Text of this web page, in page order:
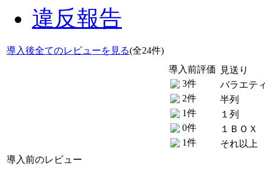
違反報告
導入後全てのレビューを見る(全24件)
導入前評価
3件
2件
1件
0件
1件
見送り
バラエテ
半列
１列
１ＢＯＸ
それ以上
導入前のレビュー